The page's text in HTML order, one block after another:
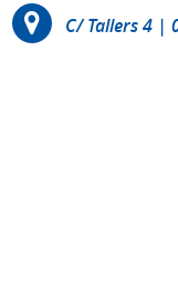
C/ Tallers 4 |